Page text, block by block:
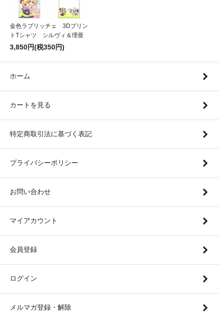
金色ラブリッチェ 3Dプリン
トTシャツ シルヴィ＆理亜
3,850円(税350円)
ホーム
カートを見る
特定商取引法に基づく表記
プライバシーポリシー
お問い合わせ
マイアカウント
会員登録
ログイン
メルマガ登録・解除